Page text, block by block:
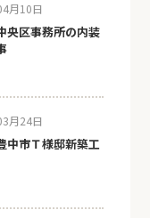
月10日
央区事務所の内装
月24日
中市Ｔ様邸新築工